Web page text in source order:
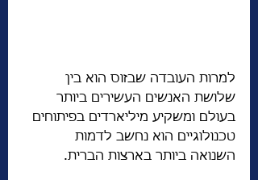
למרות העובדה שבזוס הוא בין
שלושת האנשים העשירים ביותר
בעולם ומשקיע מיליארדים בפיתוחים
טכנולוגיים הוא נחשב לדמות
השנואה ביותר בארצות הברית.